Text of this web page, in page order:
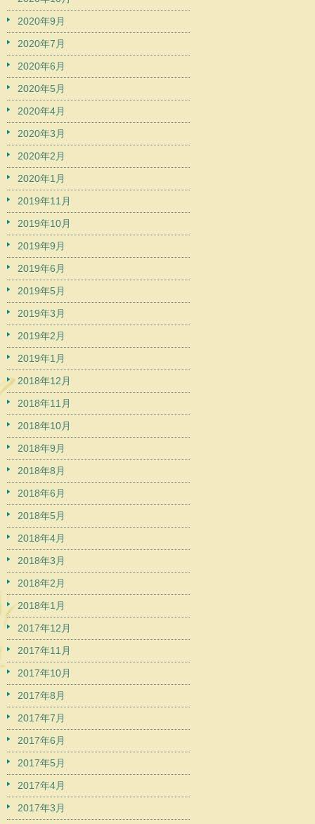
2020年9月
2020年7月
2020年6月
2020年5月
2020年4月
2020年3月
2020年2月
2020年1月
2019年11月
2019年10月
2019年9月
2019年6月
2019年5月
2019年3月
2019年2月
2019年1月
2018年12月
2018年11月
2018年10月
2018年9月
2018年8月
2018年6月
2018年5月
2018年4月
2018年3月
2018年2月
2018年1月
2017年12月
2017年11月
2017年10月
2017年8月
2017年7月
2017年6月
2017年5月
2017年4月
2017年3月